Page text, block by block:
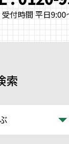
受付時間 平日9:00
索